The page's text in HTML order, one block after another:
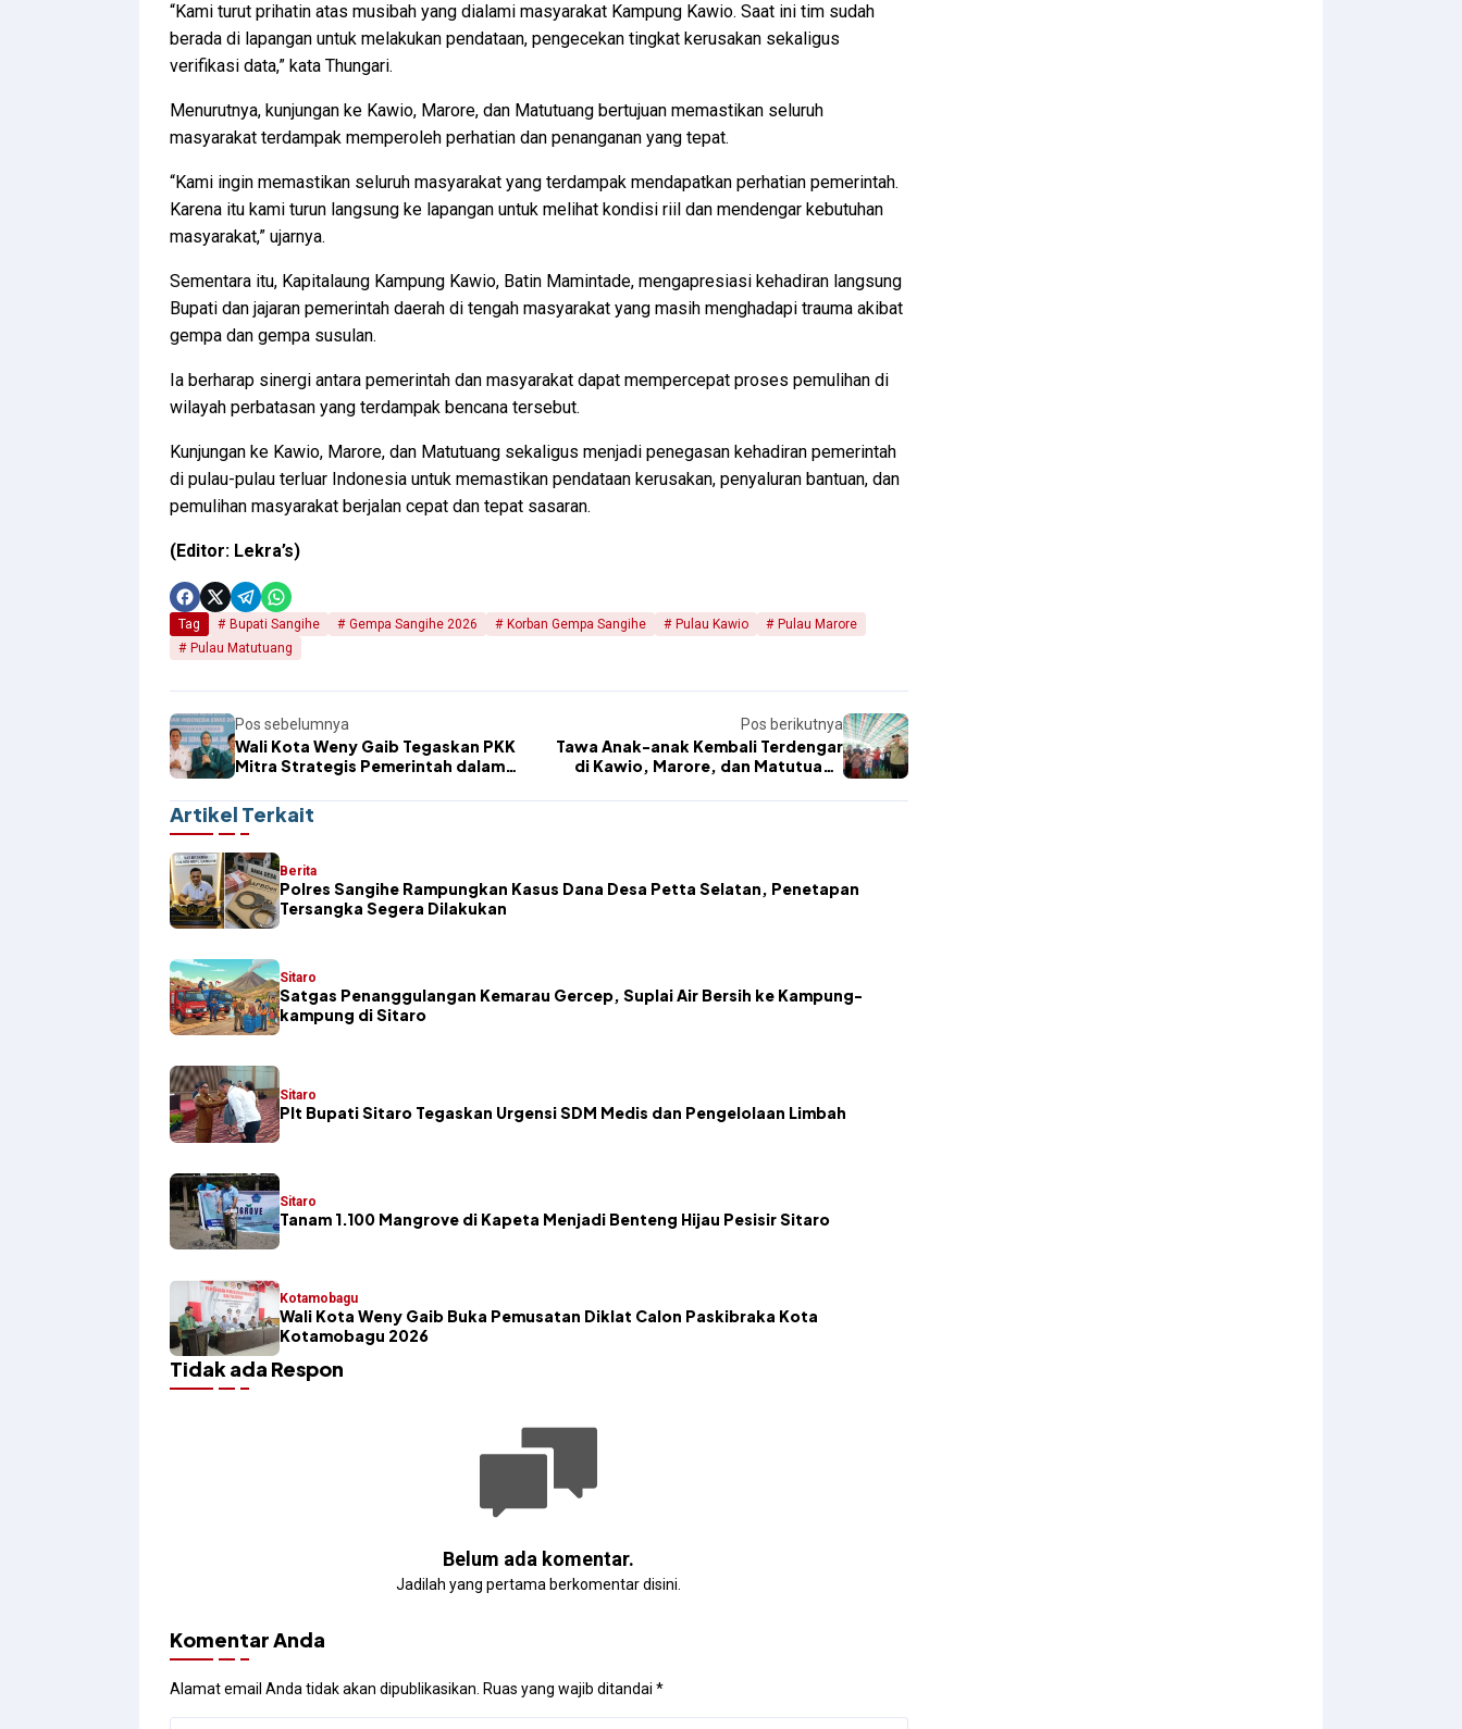
“Kami turut prihatin atas musibah yang dialami masyarakat Kampung Kawio. Saat ini tim sudah
berada di lapangan untuk melakukan pendataan, pengecekan tingkat kerusakan sekaligus
verifikasi data,” kata Thungari.
Menurutnya, kunjungan ke Kawio, Marore, dan Matutuang bertujuan memastikan seluruh
masyarakat terdampak memperoleh perhatian dan penanganan yang tepat.
“Kami ingin memastikan seluruh masyarakat yang terdampak mendapatkan perhatian pemerintah.
Karena itu kami turun langsung ke lapangan untuk melihat kondisi riil dan mendengar kebutuhan
masyarakat,” ujarnya.
Sementara itu, Kapitalaung Kampung Kawio, Batin Mamintade, mengapresiasi kehadiran langsung
Bupati dan jajaran pemerintah daerah di tengah masyarakat yang masih menghadapi trauma akibat
gempa dan gempa susulan.
Ia berharap sinergi antara pemerintah dan masyarakat dapat mempercepat proses pemulihan di
wilayah perbatasan yang terdampak bencana tersebut.
Kunjungan ke Kawio, Marore, dan Matutuang sekaligus menjadi penegasan kehadiran pemerintah
di pulau-pulau terluar Indonesia untuk memastikan pendataan kerusakan, penyaluran bantuan, dan
pemulihan masyarakat berjalan cepat dan tepat sasaran.
(Editor: Lekra’s)
Tag Bupati Sangihe Gempa Sangihe 2026 Korban Gempa Sangihe Pulau Kawio
Pulau Marore
Pulau Matutuang
Pos sebelumnya
Wali Kota Weny Gaib Tegaskan PKK
Mitra Strategis Pemerintah dalam
Pos berikutnya
Tawa Anak-anak Kembali Terdengar
di Kawio, Marore, dan Matutuang
Artikel Terkait
Berita
Polres Sangihe Rampungkan Kasus Dana Desa Petta Selatan, Penetapan
Tersangka Segera Dilakukan
Sitaro
Satgas Penanggulangan Kemarau Gercep, Suplai Air Bersih ke Kampung-
kampung di Sitaro
Sitaro
​Plt Bupati Sitaro Tegaskan Urgensi SDM Medis dan Pengelolaan Limbah
Sitaro
Tanam 1.100 Mangrove di Kapeta Menjadi Benteng Hijau Pesisir Sitaro
Kotamobagu
Wali Kota Weny Gaib Buka Pemusatan Diklat Calon Paskibraka Kota
Kotamobagu 2026
Tidak ada Respon
Belum ada komentar.
Jadilah yang pertama berkomentar disini.
Komentar Anda
Alamat email Anda tidak akan dipublikasikan. Ruas yang wajib ditandai *